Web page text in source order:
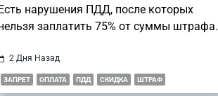
Есть нарушения ПДД, после которых
заплатить 75% от суммы штрафа.
2 Дня Назад
ЗАПРЕТ ОПЛАТА ПДД СКИДКА ШТРАФ